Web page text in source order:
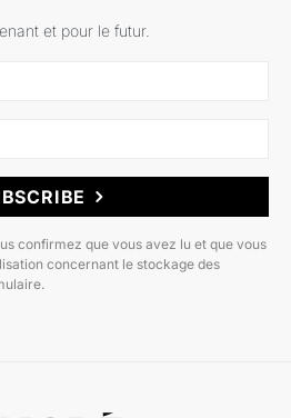
et pour le futur.
confirmez que vous avez lu et que vous
concernant le stockage des